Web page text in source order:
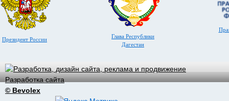
Президент России
Глава Республики
Дагестан
Разработка сайта
© Bevolex